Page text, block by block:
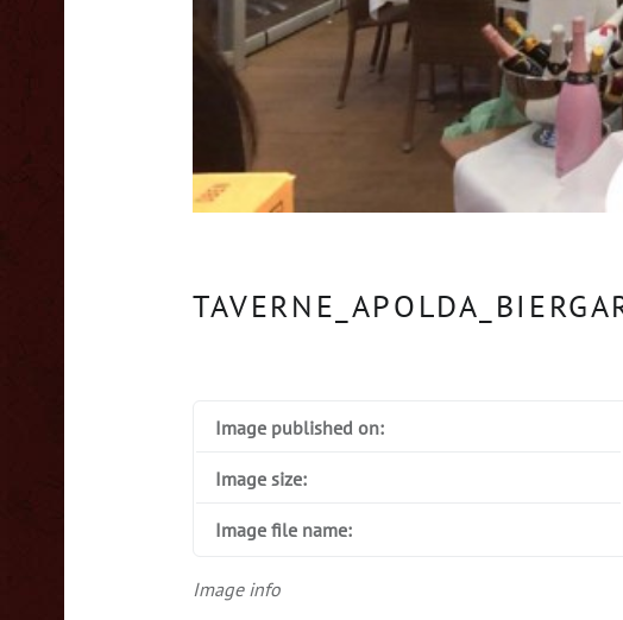
Image info
Image published on:
Image size:
Image file name: